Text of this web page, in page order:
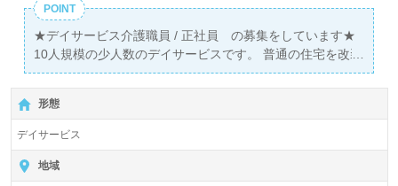
POINT
★デイサービス介護職員 / 正社員 の募集をしています★
10人規模の少人数のデイサービスです。 普通の住宅を改装
した温かみのあるデイサービスです。 経験者は優遇させて
いただきます！
形態
デイサービス
地域